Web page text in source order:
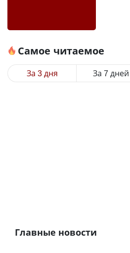
Самое читаемое
За 3 дня За 7 дней
Главные новости